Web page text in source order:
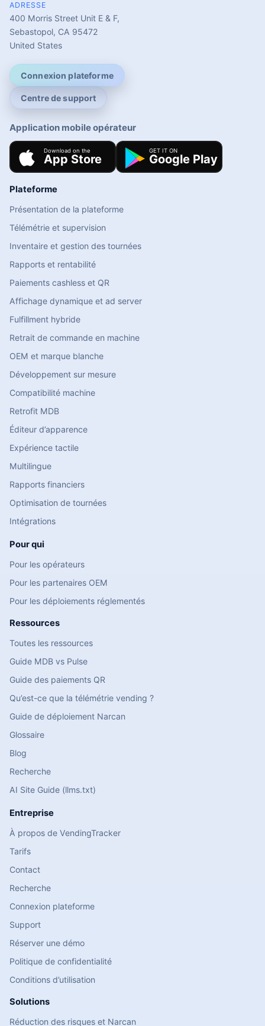
ADRESSE
400 Morris Street Unit E & F,
Sebastopol, CA 95472
United States
Connexion plateforme
Centre de support
Application mobile opérateur
Plateforme
Présentation de la plateforme
Télémétrie et supervision
Inventaire et gestion des tournées
Rapports et rentabilité
Paiements cashless et QR
Affichage dynamique et ad server
Fulfillment hybride
Retrait de commande en machine
OEM et marque blanche
Développement sur mesure
Compatibilité machine
Retrofit MDB
Éditeur d’apparence
Expérience tactile
Multilingue
Rapports financiers
Optimisation de tournées
Intégrations
Pour qui
Pour les opérateurs
Pour les partenaires OEM
Pour les déploiements réglementés
Ressources
Toutes les ressources
Guide MDB vs Pulse
Guide des paiements QR
Qu’est-ce que la télémétrie vending ?
Guide de déploiement Narcan
Glossaire
Blog
Recherche
AI Site Guide (llms.txt)
Entreprise
À propos de VendingTracker
Tarifs
Contact
Recherche
Connexion plateforme
Support
Réserver une démo
Politique de confidentialité
Conditions d’utilisation
Solutions
Réduction des risques et Narcan